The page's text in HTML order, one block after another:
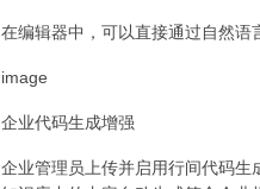
在编辑器中，可以直接通过自然语
image
企业代码生成增强
企业管理员上传并启用行间代码